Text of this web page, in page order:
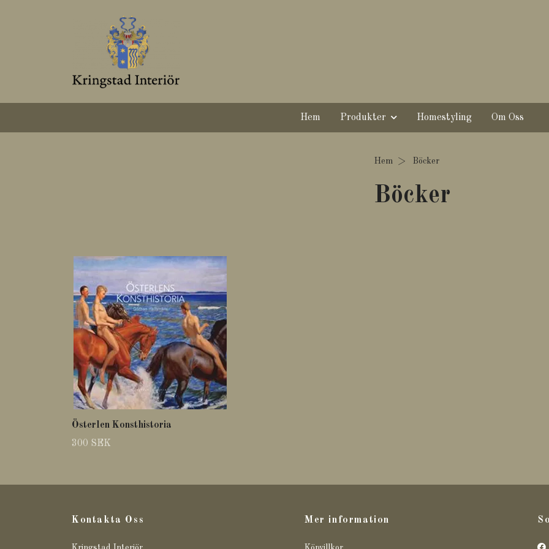
Hem Produkter Homestyling Om Oss
Hem Böcker
Böcker
Österlen Konsthistoria
300 SEK
Kontakta Oss Mer information